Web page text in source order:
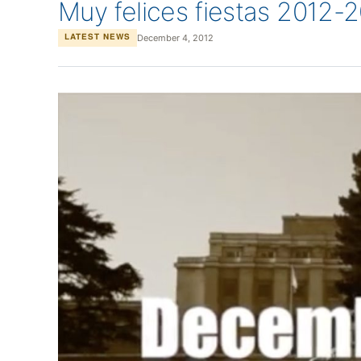
Muy felices fiestas 2012-
LATEST NEWS December 4, 2012